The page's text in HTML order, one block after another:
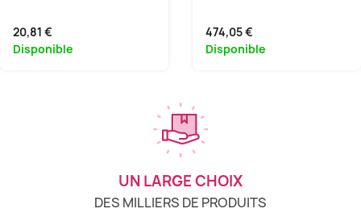
20,81 €
Disponible
474,05 €
Disponible
UN LARGE CHOIX
DES MILLIERS DE PRODUITS